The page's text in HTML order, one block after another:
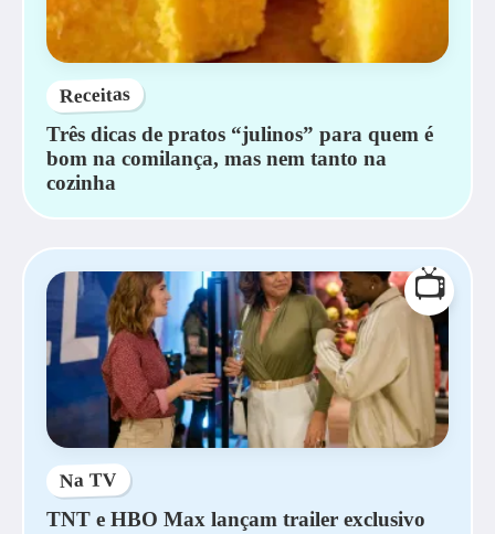
Receitas
Três dicas de pratos “julinos” para quem é
bom na comilança, mas nem tanto na
cozinha
📺
Na TV
TNT e HBO Max lançam trailer exclusivo